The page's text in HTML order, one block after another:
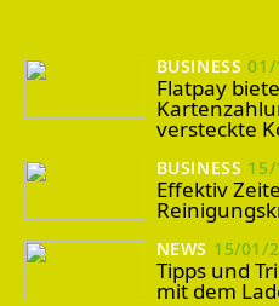
BUSINESS 01/
Flatpay
versteckte
BUSINESS
Effektiv
NEWS 15/01/
Tipps und
mit dem